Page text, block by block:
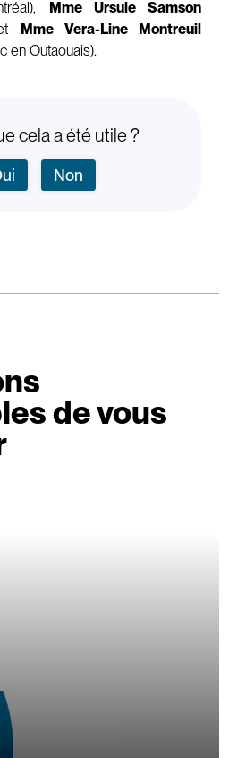
Mme Ursule Samson
Mme Vera-Line Montreuil
en Outaouais).
cela a été utile ?
Non
de vous